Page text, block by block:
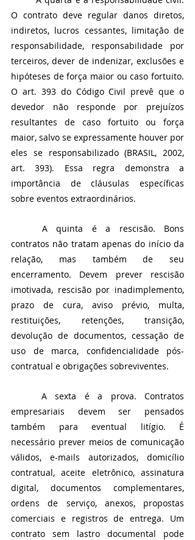
O contrato deve regular danos diretos,
indiretos, lucros cessantes, limitação de
responsabilidade, responsabilidade por
terceiros, dever de indenizar, exclusões e
hipóteses de força maior ou caso fortuito.
O art. 393 do Código Civil prevê que o
devedor não responde por prejuízos
resultantes de caso fortuito ou força
maior, salvo se expressamente houver por
eles se responsabilizado (BRASIL, 2002,
art. 393). Essa regra demonstra a
importância de cláusulas específicas
sobre eventos extraordinários.
contratos não tratam apenas do início da
relação, mas também de seu
encerramento. Devem prever rescisão
imotivada, rescisão por inadimplemento,
prazo de cura, aviso prévio, multa,
restituições, retenções, transição,
devolução de documentos, cessação de
uso de marca, confidencialidade pós-
contratual e obrigações sobreviventes.
empresariais devem ser pensados
também para eventual litígio. É
necessário prever meios de comunicação
válidos, e-mails autorizados, domicílio
contratual, aceite eletrônico, assinatura
digital, documentos complementares,
ordens de serviço, anexos, propostas
comerciais e registros de entrega. Um
contrato sem lastro documental pode